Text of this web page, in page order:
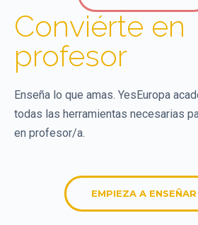
Conviérte en
profesor
Enseña lo que amas. YesEuropa
todas las herramientas necesarias
en profesor/a.
EMPIEZA A ENSEÑAR